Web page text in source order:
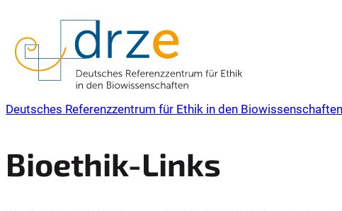
Deutsches Referenzzentrum für Ethik in den
Bioethik-Links